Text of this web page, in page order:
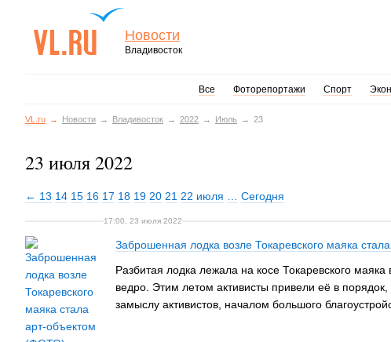
Новости
Владивосток
Все Фоторепортажи Спорт
VL.ru Новости Владивосток 2022 Июль 23
23 июля 2022
← 13 14 15 16 17 18 19 20 21 22 июля Сегодня
17:00, 23 июля 2022
Заброшенная лодка возле Токаревского маяка
Разбитая лодка лежала на косе Токаревского
ведро. Этим летом активисты привели её в
замыслу активистов, началом большого